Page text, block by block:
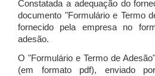
Constatada a adequação do
documento "Formulário e Termo
fornecido pela empresa no
adesão.
O "Formulário e Termo de
(em formato pdf), enviado